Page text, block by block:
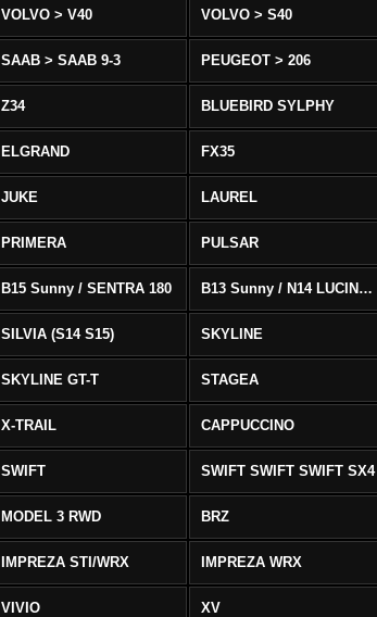
VOLVO > V40 VOLVO > S40
SAAB > SAAB 9-3 PEUGEOT > 206
Z34 BLUEBIRD SYLPHY
ELGRAND FX35
JUKE LAUREL
PRIMERA PULSAR
B15 Sunny / SENTRA 180 B13 Sunny / N14 LUCINO / SENTRA 331
SILVIA (S14 S15) SKYLINE
SKYLINE GT-T STAGEA
X-TRAIL CAPPUCCINO
SWIFT SWIFT SWIFT SWIFT SX4
MODEL 3 RWD BRZ
IMPREZA STI/WRX IMPREZA WRX
VIVIO XV